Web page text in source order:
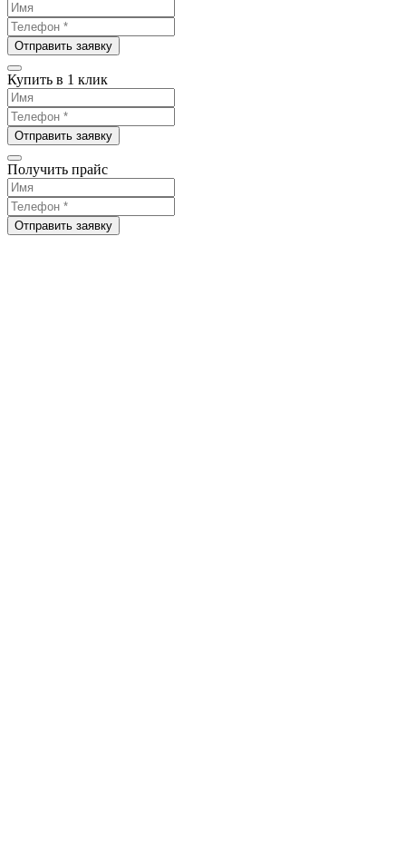
Отправить заявку
Купить в 1 клик
Отправить заявку
Получить прайс
Отправить заявку